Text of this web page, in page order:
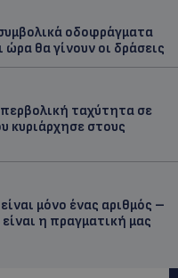
οδοφράγματα
θα γίνουν οι δράσεις
ταχύτητα σε
κυριάρχησε στους
μόνο ένας αριθμός –
η πραγματική μας